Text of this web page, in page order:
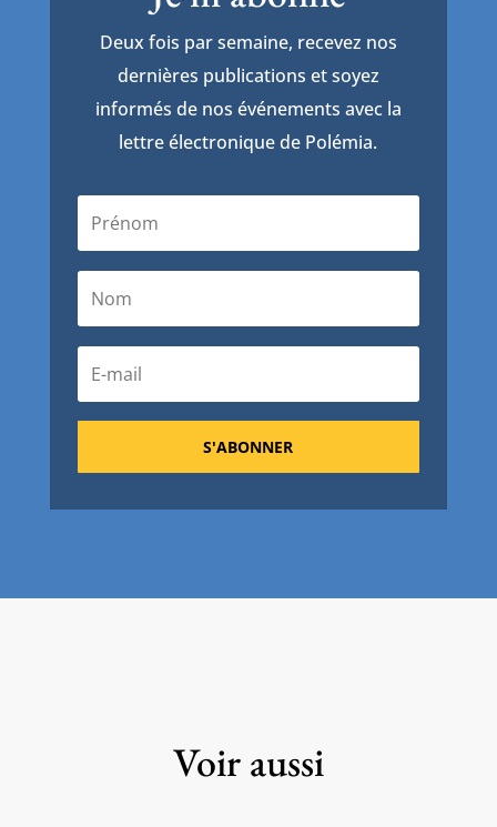
Deux fois par semaine, recevez nos
dernières publications et soyez
informés de nos événements avec la
lettre électronique de Polémia.
S'ABONNER
Voir aussi